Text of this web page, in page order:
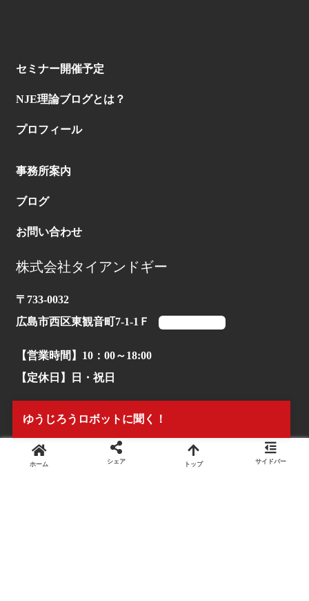
セミナー開催予定
NJE理論ブログとは？
プロフィール
事務所案内
ブログ
お問い合わせ
株式会社タイアンドギー
〒733-0032
広島市西区東観音町7-1-1Ｆ
【営業時間】10：00～18:00
【定休日】日・祝日
【TEL】082-503-1170
ホーム シェア トップ サイドバー
ゆうじろうロボットに聞く！